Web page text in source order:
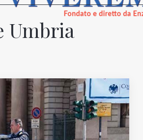
Umbria